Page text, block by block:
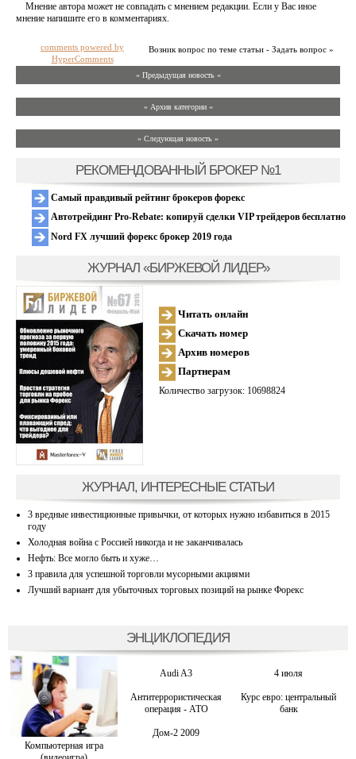
Мнение автора может не совпадать с мнением редакции. Если у Вас иное
мнение напишите его в комментариях.
Возник вопрос по теме статьи - Задать вопрос »
comments powered by
HyperComments
« Предыдущая новость «
» Архив категории «
» Следующая новость »
РЕКОМЕНДОВАННЫЙ БРОКЕР №1
Самый правдивый рейтинг брокеров форекс
Автотрейдинг Pro-Rebate: копируй сделки VIP трейдеров бесплатно
Nord FX лучший форекс брокер 2019 года
ЖУРНАЛ «БИРЖЕВОЙ ЛИДЕР»
Читать онлайн
Скачать номер
Архив номеров
Партнерам
Количество загрузок: 10698824
ЖУРНАЛ, ИНТЕРЕСНЫЕ СТАТЬИ
3 вредные инвестиционные привычки, от которых нужно избавиться в 2015
году
Холодная война с Россией никогда и не заканчивалась
Нефть: Все могло быть и хуже…
3 правила для успешной торговли мусорными акциями
Лучший вариант для убыточных торговых позиций на рынке Форекс
ЭНЦИКЛОПЕДИЯ
Компьютерная игра
Audi A3 4 июля
Антитеррористическая
операция - АТО
Курс евро: центральный
банк
Дом-2 2009